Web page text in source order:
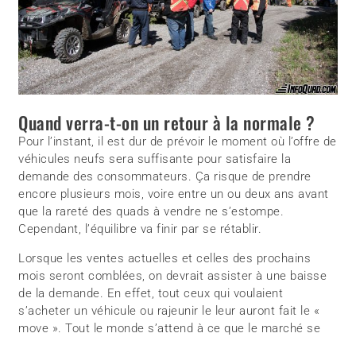
Quand verra-t-on un retour à la normale ?
Pour l’instant, il est dur de prévoir le moment où l’offre de
véhicules neufs sera suffisante pour satisfaire la
demande des consommateurs. Ça risque de prendre
encore plusieurs mois, voire entre un ou deux ans avant
que la rareté des quads à vendre ne s’estompe.
Cependant, l’équilibre va finir par se rétablir.
Lorsque les ventes actuelles et celles des prochains
mois seront comblées, on devrait assister à une baisse
de la demande. En effet, tout ceux qui voulaient
s’acheter un véhicule ou rajeunir le leur auront fait le «
move ». Tout le monde s’attend à ce que le marché se